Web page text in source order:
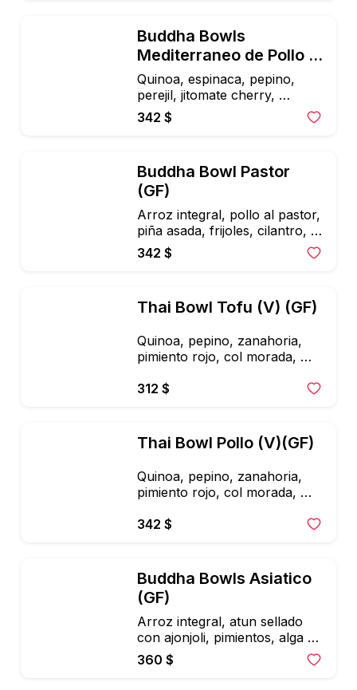
Buddha Bowls
Mediterraneo de Pollo
(V)(GF)
Quinoa, espinaca, pepino,
perejil, jitomate cherry,
aceitunas y queso feta,
microgreens y vinagreta
342 $
Buddha Bowl Pastor
(GF)
Arroz integral, pollo al pastor,
piña asada, frijoles, cilantro,
cebolla, aguacate, jitomate,
espinacas, salsa verde y tiritas
342 $
Thai Bowl Tofu (V) (GF)
Quinoa, pepino, zanahoria,
pimiento rojo, col morada,
piña o mango y aderezo de
312 $
Thai Bowl Pollo (V)(GF)
Quinoa, pepino, zanahoria,
pimiento rojo, col morada,
piña o mango y aderezo de
342 $
Buddha Bowls Asiatico
(GF)
Arroz integral, atun sellado
con ajonjoli, pimientos, alga
nori, pepino, zanahoria,
aguacate, cebollin, ajonjoli,
360 $